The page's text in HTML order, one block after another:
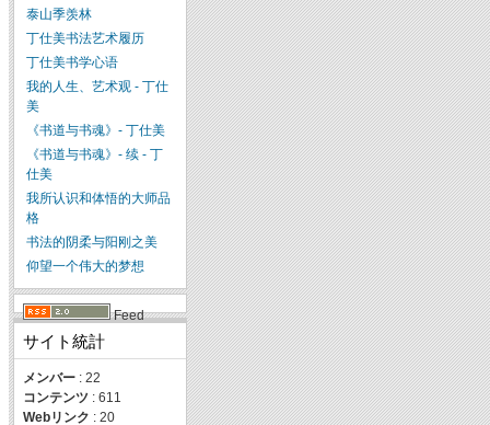
泰山季羡林
丁仕美书法艺术履历
丁仕美书学心语
我的人生、艺术观 - 丁仕
美
《书道与书魂》- 丁仕美
《书道与书魂》- 续 - 丁
仕美
我所认识和体悟的大师品
格
书法的阴柔与阳刚之美
仰望一个伟大的梦想
Feed
サイト統計
メンバー : 22
コンテンツ : 611
Webリンク : 20